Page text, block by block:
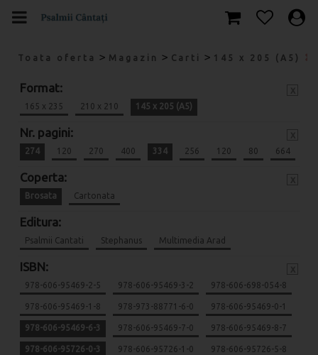
Toata oferta > Magazin > Carti > 145 x 205 (A5)
Format:
165 x 235 210 x 210 145 x 205 (A5)
Nr. pagini:
274 120 270 400 334 256 120 80 664
Coperta:
Brosata Cartonata
Editura:
Psalmii Cantati Stephanus Multimedia Arad
ISBN:
978-606-95469-2-5 978-606-95469-3-2 978-606-698-054-8
978-606-95469-1-8 978-973-88771-6-0 978-606-95469-0-1
978-606-95469-6-3 978-606-95469-7-0 978-606-95469-8-7
978-606-95726-0-3 978-606-95726-1-0 978-606-95726-5-8